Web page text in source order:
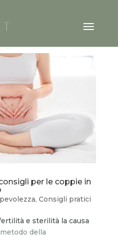
per le coppie in
, Consigli pratici
e sterilità la causa
metodo della